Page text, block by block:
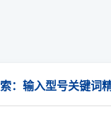
：输入型号关键词